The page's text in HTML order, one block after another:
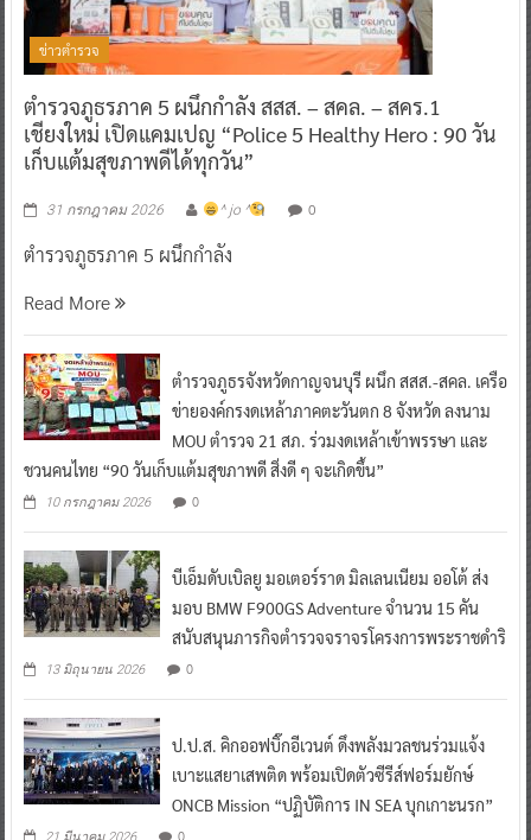
ข่าวตำรวจ
ตำรวจภูธรภาค 5 ผนึกกำลัง สสส. – สคล. – สคร.1
เชียงใหม่ เปิดแคมเปญ “Police 5 Healthy Hero : 90 วัน
เก็บแต้มสุขภาพดีได้ทุกวัน”
31 กรกฎาคม 2026 ^ jo ^ 0
ตำรวจภูธรภาค 5 ผนึกกำลัง
Read More
ตำรวจภูธรจังหวัดกาญจนบุรี ผนึก สสส.-สคล. เครือ
ข่ายองค์กรงดเหล้าภาคตะวันตก 8 จังหวัด ลงนาม
MOU ตำรวจ 21 สภ. ร่วมงดเหล้าเข้าพรรษา และ
ชวนคนไทย “90 วันเก็บแต้มสุขภาพดี สิ่งดี ๆ จะเกิดขึ้น”
10 กรกฎาคม 2026 0
บีเอ็มดับเบิลยู มอเตอร์ราด มิลเลนเนียม ออโต้ ส่ง
มอบ BMW F900GS Adventure จำนวน 15 คัน
สนับสนุนภารกิจตำรวจจราจรโครงการพระราชดำริ
13 มิถุนายน 2026 0
ป.ป.ส. คิกออฟบิ๊กอีเวนต์ ดึงพลังมวลชนร่วมแจ้ง
เบาะแสยาเสพติด พร้อมเปิดตัวซีรีส์ฟอร์มยักษ์
ONCB Mission “ปฏิบัติการ IN SEA บุกเกาะนรก”
0